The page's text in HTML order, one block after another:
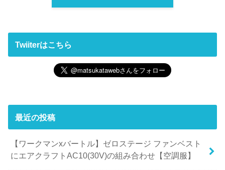
Twiiterはこちら
最近の投稿
【ワークマンxバートル】ゼロステージ ファンベスト
にエアクラフトAC10(30V)の組み合わせ【空調服】